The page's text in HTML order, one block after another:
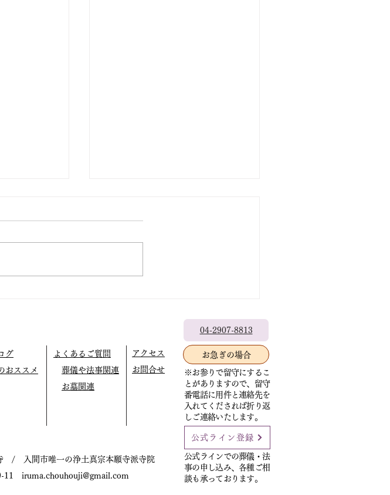
04-2907-8813
グ
おススメ
よくあるご質問
葬儀や法事関連
お墓関連
お急ぎの場合
アクセス
お問合せ
※お参りで留守にするこ
とがありますので、留守
番電話に用件と連絡先を
入れてくだされば折り返
しご連絡いたします。
公式ライン登録
/ 入間市唯一の浄土真宗本願寺派寺院
11 iruma.chouhouji@gmail.com
公式ラインでの葬儀・法
事の申し込み、各種ご相
談も承っております。